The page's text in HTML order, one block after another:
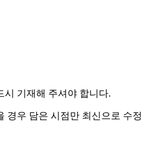
시 기재해 주셔야 합니다.
경우 담은 시점만 최신으로 수정